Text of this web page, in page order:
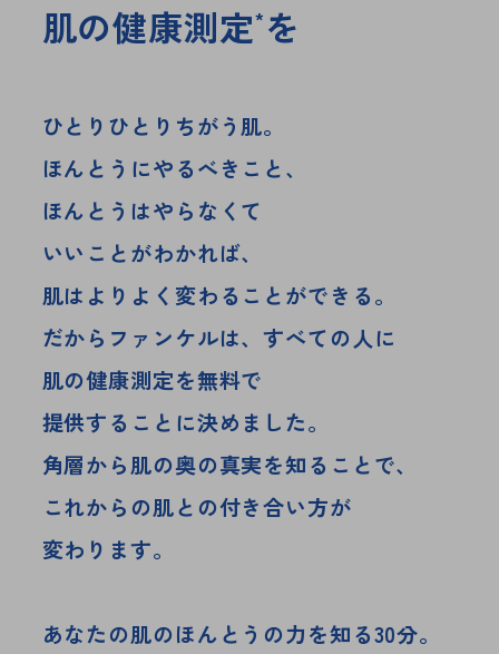
肌の健康測定* を
ひとりひとりちがう肌。
ほんとうにやるべきこと、
ほんとうはやらなくて
いいことがわかれば、
肌はよりよく変わることができる。
だからファンケルは、すべての人に
肌の健康測定を無料で
提供することに決めました。
角層から肌の奥の真実を知ることで、
これからの肌との付き合い方が
変わります。
あなたの肌のほんとうの力を知る30分。